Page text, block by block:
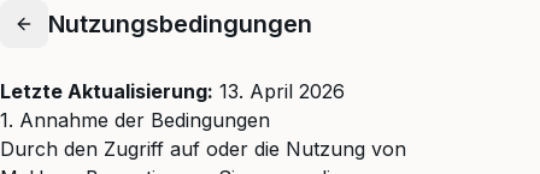
Nutzungsbedingungen
Letzte Aktualisierung: 13. April 2026
1. Annahme der Bedingungen
Durch den Zugriff auf oder die Nutzung von